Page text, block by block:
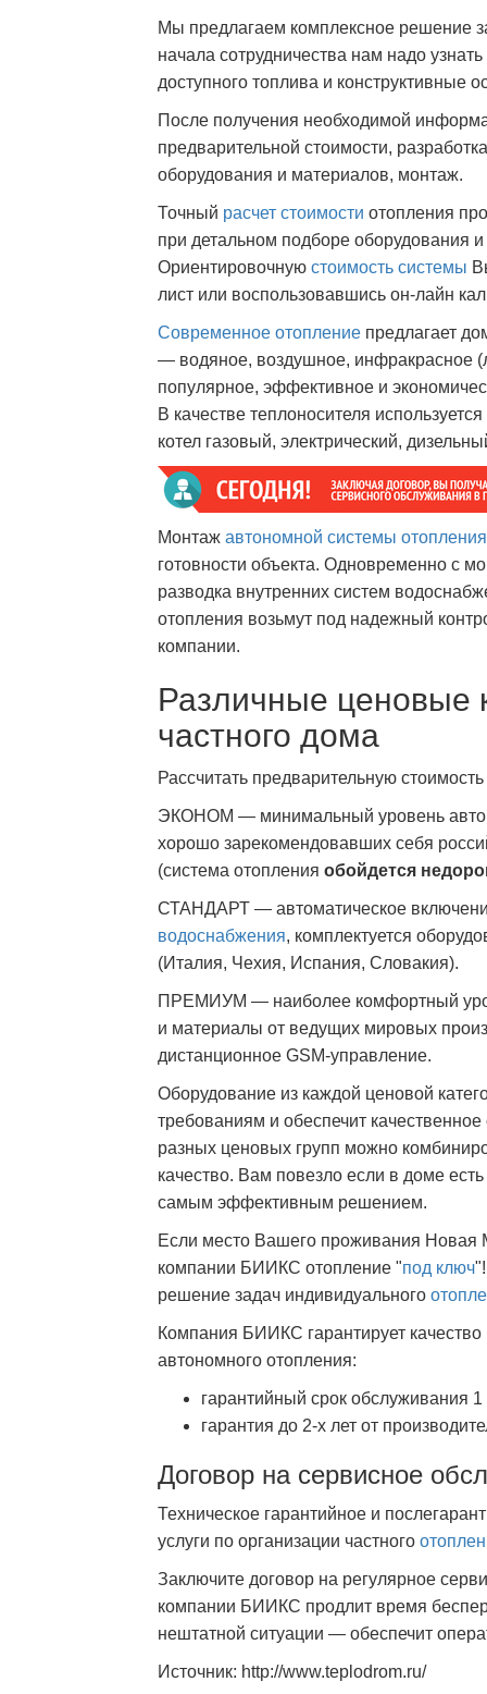
Мы предлагаем комплексное решение
начала сотрудничества нам надо
доступного топлива и конструктивные
После получения необходимой
предварительной стоимости,
оборудования и материалов, монтаж.
Точный расчет стоимости отопления
при детальном подборе оборудования
Ориентировочную стоимость системы
лист или воспользовавшись он-лайн
Современное отопление предлагает
— водяное, воздушное, инфракрасное
популярное, эффективное и
В качестве теплоносителя
котел газовый, электрический,
Монтаж автономной системы
готовности объекта. Одновременно с
разводка внутренних систем
отопления возьмут под надежный
компании.
Различные ценовые
частного дома
Рассчитать предварительную стоимость
ЭКОНОМ — минимальный уровень
хорошо зарекомендовавших себя
(система отопления обойдется
СТАНДАРТ — автоматическое
водоснабжения, комплектуется
(Италия, Чехия, Испания, Словакия).
ПРЕМИУМ — наиболее комфортный
и материалы от ведущих мировых
дистанционное GSM-управление.
Оборудование из каждой ценовой
требованиям и обеспечит
разных ценовых групп можно
качество. Вам повезло если в доме есть
самым эффективным решением.
Если место Вашего проживания Новая
компании БИИКС отопление "под ключ
решение задач индивидуального
Компания БИИКС гарантирует
автономного отопления:
гарантийный срок обслуживания
гарантия до 2-х лет от
Договор на сервисное
Техническое гарантийное и
услуги по организации частного
Заключите договор на регулярное
компании БИИКС продлит время
нештатной ситуации — обеспечит
Источник: http://www.teplodrom.ru/